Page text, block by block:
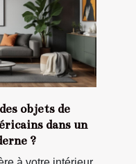
objets de
dans un
?